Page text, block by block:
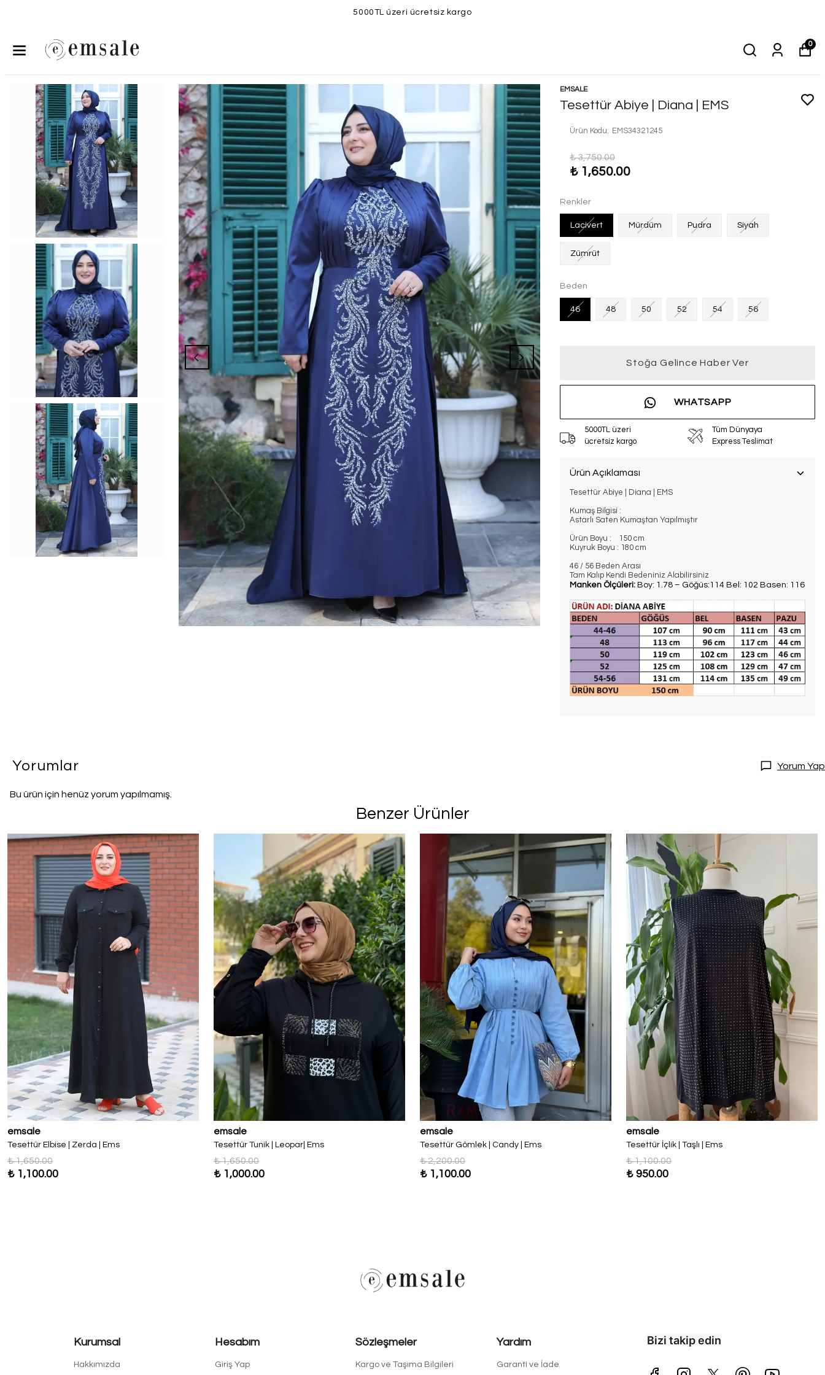
5000TL üzeri ücretsiz kargo
0
EMSALE
Tesettür Abiye | Diana | EMS
Ürün Kodu: EMS34321245
₺ 3,750.00
₺ 1,650.00
Renkler
Lacivert Mürdüm Pudra Siyah
Zümrüt
Beden
46 48 50 52 54 56
Stoğa Gelince Haber Ver
WHATSAPP
5000TL üzeri
ücretsiz kargo
Tüm Dünyaya
Express Teslimat
Ürün Açıklaması
Tesettür Abiye | Diana | EMS
Kumaş Bilgisi :
Astarlı Saten Kumaştan Yapılmıştır
Ürün Boyu : 150 cm
Kuyruk Boyu : 180 cm
46 / 56 Beden Arası
Tam Kalıp Kendi Bedeniniz Alabilirsiniz
Manken Ölçüleri: Boy: 1.78 – Göğüs:114 Bel: 102 Basen: 116
Yorumlar Yorum Yap
Bu ürün için henüz yorum yapılmamış.
Benzer Ürünler
emsale
Tesettür Elbise | Zerda | Ems
₺ 1,650.00
₺ 1,100.00
emsale
Tesettür Tunik | Leopar| Ems
₺ 1,650.00
₺ 1,000.00
emsale
Tesettür Gömlek | Candy | Ems
₺ 2,200.00
₺ 1,100.00
emsale
Tesettür İçlik | Taşlı | Ems
₺ 1,100.00
₺ 950.00
Kurumsal
Hakkımızda
Hesabım
Giriş Yap
Sözleşmeler
Kargo ve Taşıma Bilgileri
Yardım
Garanti ve İade
Bizi takip edin